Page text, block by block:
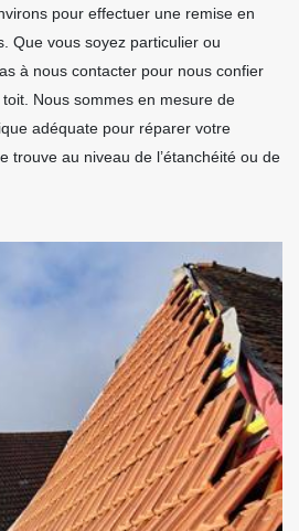
pour effectuer une remise en
Que vous soyez particulier ou
à nous contacter pour nous confier
Nous sommes en mesure de
adéquate pour réparer votre
trouve au niveau de l’étanchéité ou de